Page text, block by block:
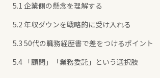
5.1 企業側の懸念を理解する
5.2 年収ダウンを戦略的に受け入れる
5.3 50代の職務経歴書で差をつけるポイント
5.4 「顧問」「業務委託」という選択肢